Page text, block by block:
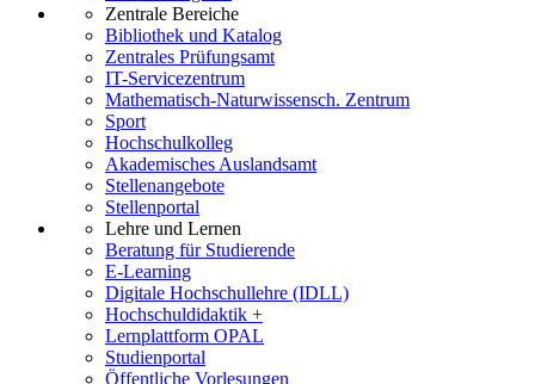
Zentrale Bereiche
Bibliothek und Katalog
Zentrales Prüfungsamt
IT-Servicezentrum
Mathematisch-Naturwissensch. Zentrum
Sport
Hochschulkolleg
Akademisches Auslandsamt
Stellenangebote
Stellenportal
Lehre und Lernen
Beratung für Studierende
E-Learning
Digitale Hochschullehre (IDLL)
Hochschuldidaktik +
Lernplattform OPAL
Studienportal
Öffentliche Vorlesungen